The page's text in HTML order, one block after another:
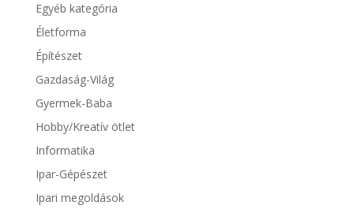
Egyéb kategória
Életforma
Építészet
Gazdaság-Világ
Gyermek-Baba
Hobby/Kreatív ötlet
Informatika
Ipar-Gépészet
Ipari megoldások